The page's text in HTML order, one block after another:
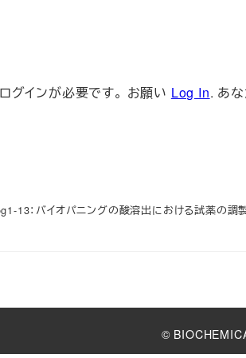
グインが必要です。 お願い Log In. あ
13：バイオパニングの酸溶出における試薬の調
©